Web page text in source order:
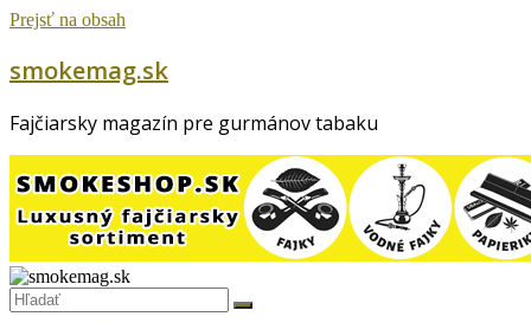
Prejsť na obsah
smokemag.sk
Fajčiarsky magazín pre gurmánov tabaku